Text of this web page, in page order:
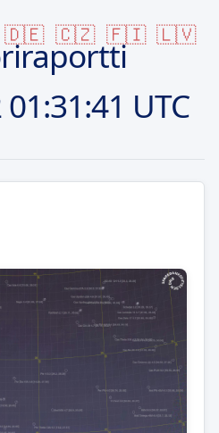
🇩🇪 🇨🇿 🇫🇮 🇱🇻
01:31:41 UTC